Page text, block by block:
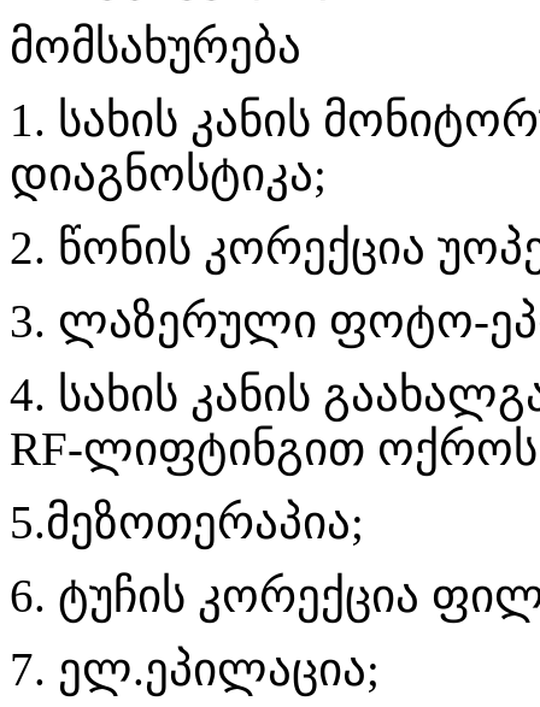
მომსახურება
1. სახის კანის
დიაგნოსტიკა;
2. წონის კორექცია
3. ლაზერული ფოტო-
4. სახის კანის
RF-ლიფტინგით
5.მეზოთერაპია;
6. ტუჩის კორექცია
7. ელ.ეპილაცია;